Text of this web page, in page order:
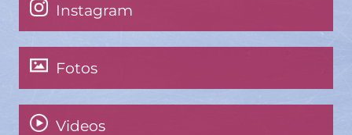
Instagram
Fotos
Videos